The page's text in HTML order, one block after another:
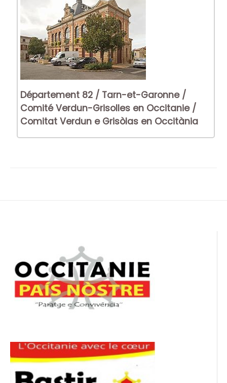
Département 82 / Tarn-et-Garonne /
Comité Verdun-Grisolles en Occitanie /
Comitat Verdun e Grisòlas en Occitània